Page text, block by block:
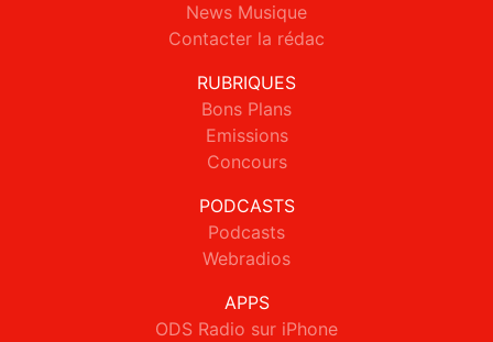
News Musique
Contacter la rédac
RUBRIQUES
Bons Plans
Emissions
Concours
PODCASTS
Podcasts
Webradios
APPS
ODS Radio sur iPhone